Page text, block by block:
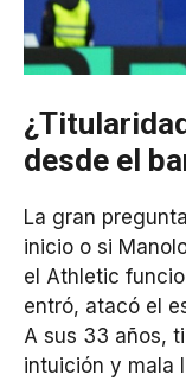
desde el
La gran
inicio o si
el Athletic
entró, atacó el
A sus 33 años,
intuición y mala